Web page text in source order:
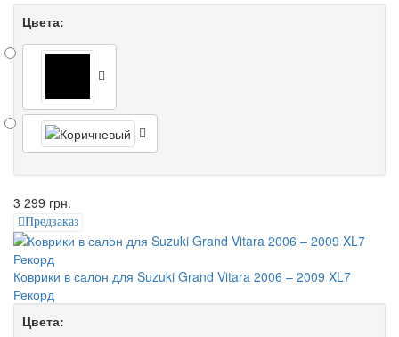
Цвета:
3 299 грн.
Предзаказ
Коврики в салон для Suzuki Grand Vitara 2006 – 2009 XL7
Рекорд
Цвета: